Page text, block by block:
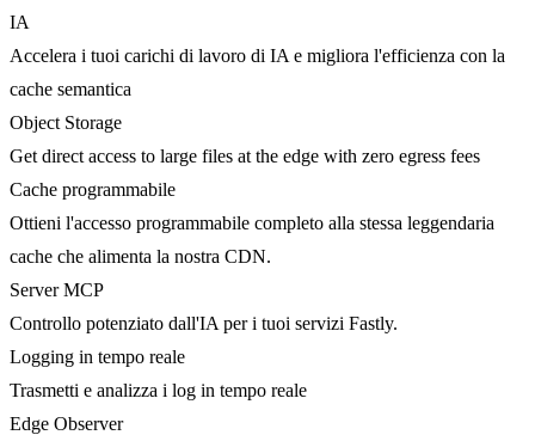
IA
Accelera i tuoi carichi di lavoro di IA e migliora l'efficienza con la
cache semantica
Object Storage
Get direct access to large files at the edge with zero egress fees
Cache programmabile
Ottieni l'accesso programmabile completo alla stessa leggendaria
cache che alimenta la nostra CDN.
Server MCP
Controllo potenziato dall'IA per i tuoi servizi Fastly.
Logging in tempo reale
Trasmetti e analizza i log in tempo reale
Edge Observer